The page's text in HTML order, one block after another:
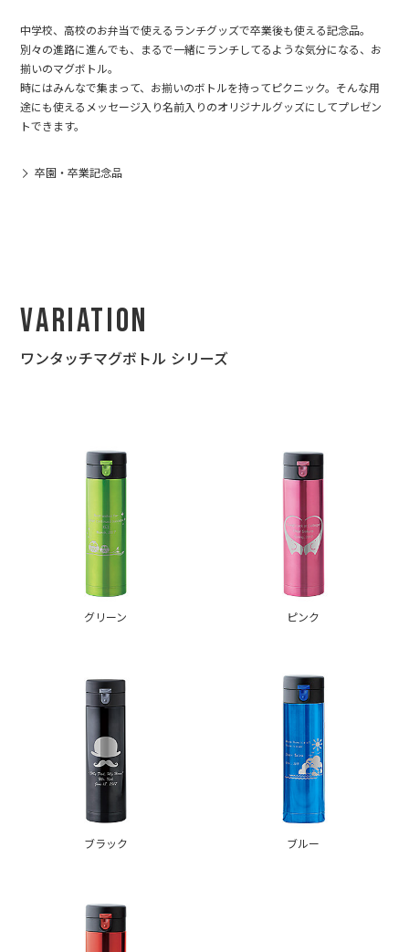
中学校、高校のお弁当で使えるランチグッズで卒業後も使える記念品。
別々の進路に進んでも、まるで一緒にランチしてるような気分になる、お
揃いのマグボトル。
時にはみんなで集まって、お揃いのボトルを持ってピクニック。そんな用
途にも使えるメッセージ入り名前入りのオリジナルグッズにしてプレゼン
トできます。
卒園・卒業記念品
Variation
ワンタッチマグボトル シリーズ
グリーン ピンク
ブラック ブルー